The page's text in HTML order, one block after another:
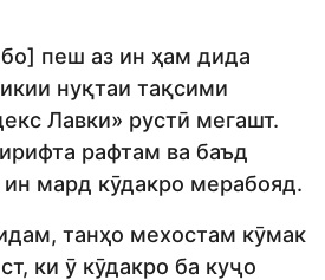
пеш аз ин ҳам дида
нуқтаи тақсими
Лавки» рустӣ мегашт.
рафтам ва баъд
мард кӯдакро мерабояд.
танҳо мехостам кӯмак
ки ӯ кӯдакро ба куҷо